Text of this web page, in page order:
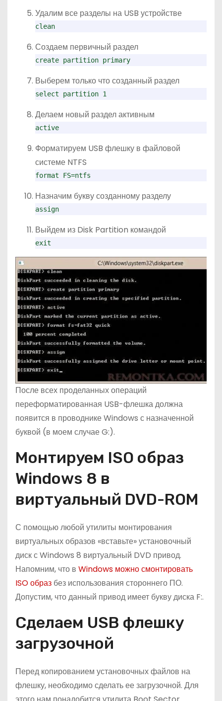
Удалим все разделы на USB устройстве
clean
Создаем первичный раздел
create partition primary
Выберем только что созданный раздел
select partition 1
Делаем новый раздел активным
active
Форматируем USB флешку в файловой
системе NTFS
format FS=ntfs
Назначим букву созданному разделу
assign
Выйдем из Disk Partition командой
exit
После всех проделанных операций
переформатированная USB-флешка должна
появится в проводнике Windows с назначенной
буквой (в моем случае G:).
Монтируем ISO образ
Windows 8 в
виртуальный DVD-ROM
С помощью любой утилиты монтирования
виртуальных образов «вставьте» установочный
диск с Windows 8 виртуальный DVD привод.
Напомним, что в Windows можно смонтировать
ISO образ без использования стороннего ПО.
Допустим, что данный привод имеет букву диска F:.
Сделаем USB флешку
загрузочной
Перед копированием установочных файлов на
флешку, необходимо сделать ее загрузочной. Для